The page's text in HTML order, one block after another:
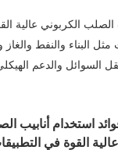
الصلب الكربوني عالية
البناء والنفط والغاز
السوائل والدعم
استخدام أنابيب
عالية القوة في